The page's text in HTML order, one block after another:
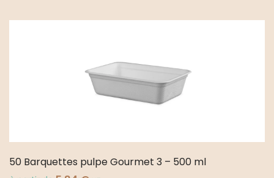
50 Barquettes pulpe Gourmet 3 – 500 ml